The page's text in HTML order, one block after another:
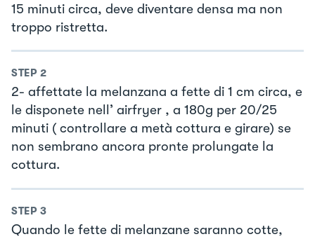
15 minuti circa, deve diventare densa ma non
troppo ristretta.
STEP 2
2- affettate la melanzana a fette di 1 cm circa, e
le disponete nell’ airfryer , a 180g per 20/25
minuti ( controllare a metà cottura e girare) se
non sembrano ancora pronte prolungate la
cottura.
STEP 3
Quando le fette di melanzane saranno cotte,